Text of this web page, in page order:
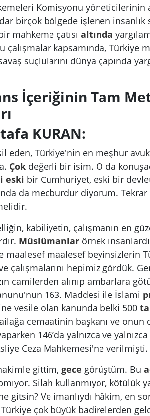
Komisyonu yöneticilerinin
birçok bölgede işlenen insanlık
mahkeme çatısı altında
çalışmalar kapsamında, Türkiye
suçlularını dünya çapında
İçeriğinin Tam
KURAN:
eden, Türkiye'nin en meşhur
Çok değerli bir isim. O da
eski bir Cumhuriyet, eski bir
da mecburdur diyorum.
kabiliyetin, çalışmanın en
Müslümanlar örnek
maalesef maalesef beyinsizlerin
çalışmalarını hepimiz gördük.
camilerden alınıp ambarlara
163. Maddesi ile İslami
vesile olan kanunda belki 500
cemaatinin başkanı ve onun
146’da yalnızca ve
Ceza Mahkemesi'ne verilmişti.
gittim, gece görüştüm. Bu
Silah kullanmıyor, kötülük
gitsin? Ve imanlıydı hâkim, en
çok büyük badirelerden